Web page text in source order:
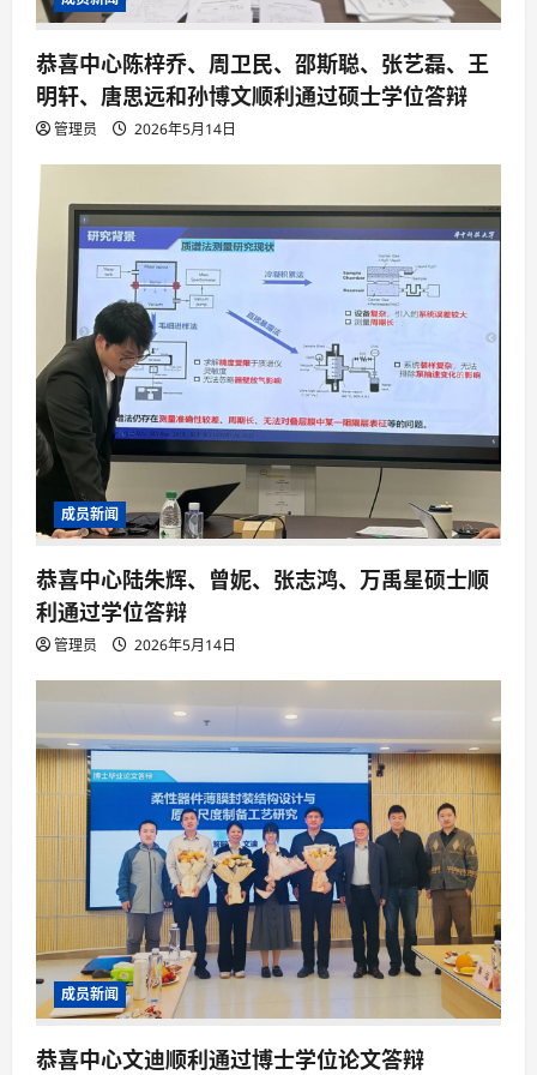
恭喜中心陈梓乔、周卫民、邵斯聪、张艺磊、王
明轩、唐思远和孙博文顺利通过硕士学位答辩
管理员 2026年5月14日
成员新闻
恭喜中心陆朱辉、曾妮、张志鸿、万禹星硕士顺
利通过学位答辩
管理员 2026年5月14日
成员新闻
恭喜中心文迪顺利通过博士学位论文答辩